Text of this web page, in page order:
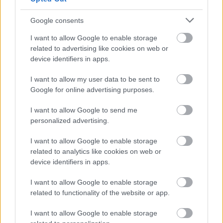
Google consents
I want to allow Google to enable storage
related to advertising like cookies on web or
device identifiers in apps.
I want to allow my user data to be sent to
Google for online advertising purposes.
I want to allow Google to send me
personalized advertising.
I want to allow Google to enable storage
related to analytics like cookies on web or
device identifiers in apps.
I want to allow Google to enable storage
related to functionality of the website or app.
I want to allow Google to enable storage
thrillert forgat, ahol a múlt eseményeire fokozatosan
derül fény. A gyilkos kiléte, a figurák valódi indítékai
a végső összecsapásig rejtve maradnak.
ezredes figuráját (Pár dollárral többért
) ismétli újra,